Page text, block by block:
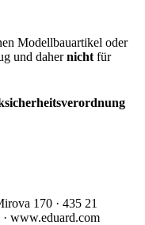
Modellbauartikel oder
und dahernicht für
170 · 435 21
· www.eduard.com